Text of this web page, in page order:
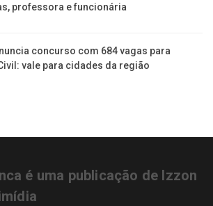
professora e funcionária
concurso com 684 vagas para
vale para cidades da região
é uma publicação de Izzon